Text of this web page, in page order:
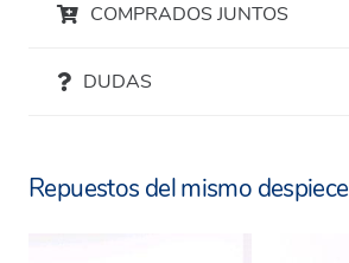
COMPRADOS JUNTOS
DUDAS
Repuestos del mismo despiece